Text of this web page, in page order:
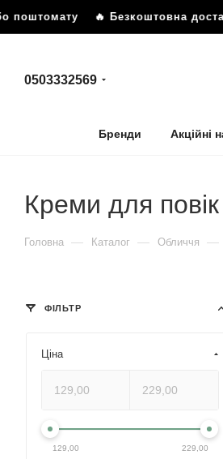
🔥 Безкоштовна
0503332569
Бренди Акційні
Креми для повік
Головна — Каталог — Обличчя —
ФІЛЬТР
Ціна
129,00 229,00